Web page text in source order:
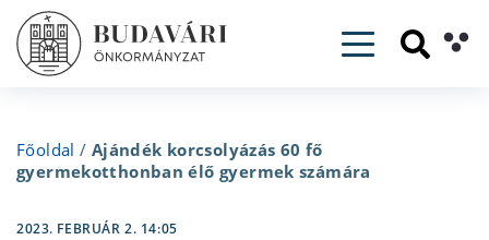
Toggle
Főoldal / Ajándék korcsolyázás 60 fő
gyermekotthonban élő gyermek számára
2023. FEBRUÁR 2. 14:05